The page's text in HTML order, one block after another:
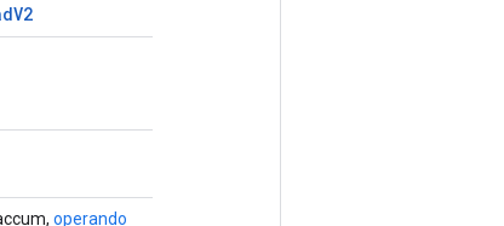
V2
operando